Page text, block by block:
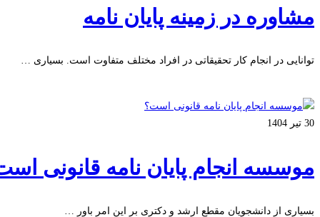
مشاوره در زمینه پایان نامه
توانایی در انجام کار تحقیقاتی در افراد مختلف متفاوت است. بسیاری …
30 تیر 1404
موسسه انجام پایان نامه قانونی
بسیاری از دانشجویان مقطع ارشد و دکتری بر این امر باور …